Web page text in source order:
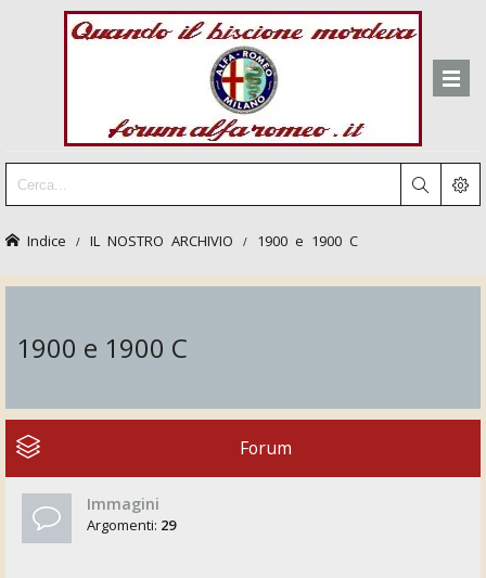
Indice IL NOSTRO ARCHIVIO 1900 e 1900 C
1900 e 1900 C
Forum
Immagini
Argomenti: 29